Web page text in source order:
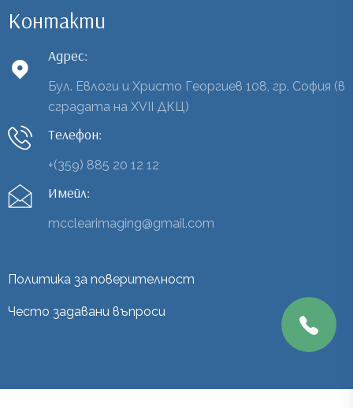
Контакти
Адрес:
Бул. Евлоги и Христо Георгиев 108, гр. София (в
сградата на XVII ДКЦ)
Телефон:
+(359) 885 20 12 12
Имейл:
mcclearimaging@gmail.com
Политика за поверителност
Често задавани въпроси